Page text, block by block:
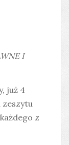
I
już 4
zeszytu
z